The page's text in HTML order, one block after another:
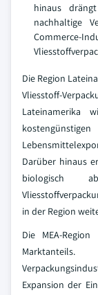
hinaus
nachhaltige
Die Region
Vliesstoff-
Lateinamerika
Darüber hinaus
biologisch
in der Region
Die MEA-
Expansion der